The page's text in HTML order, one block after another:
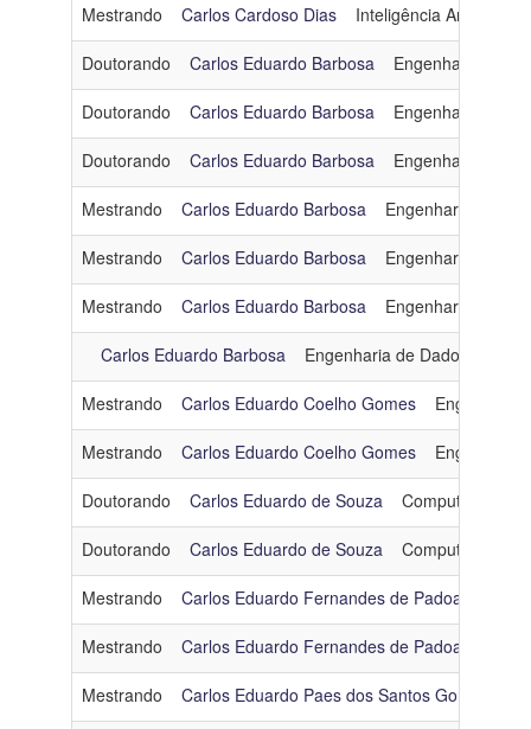
Mestrando Carlos Cardoso Dias Inteligência Artificial
Doutorando Carlos Eduardo Barbosa Engenharia de
Doutorando Carlos Eduardo Barbosa Engenharia de
Doutorando Carlos Eduardo Barbosa Engenharia de
Mestrando Carlos Eduardo Barbosa Engenharia de
Mestrando Carlos Eduardo Barbosa Engenharia de
Mestrando Carlos Eduardo Barbosa Engenharia de
Carlos Eduardo Barbosa Engenharia de Dados e
Mestrando Carlos Eduardo Coelho Gomes Engenharia
Mestrando Carlos Eduardo Coelho Gomes Engenharia
Doutorando Carlos Eduardo de Souza Computação
Doutorando Carlos Eduardo de Souza Computação
Mestrando Carlos Eduardo Fernandes de Padoa
Mestrando Carlos Eduardo Fernandes de Padoa
Mestrando Carlos Eduardo Paes dos Santos Gomes